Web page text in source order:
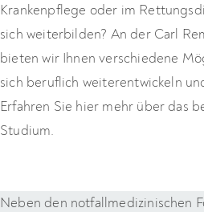
Krankenpflege oder im
sich weiterbilden? An der Carl
bieten wir Ihnen verschiedene
sich beruflich weiterentwickeln
Erfahren Sie hier mehr über das
Studium.
Neben den notfallmedizinischen